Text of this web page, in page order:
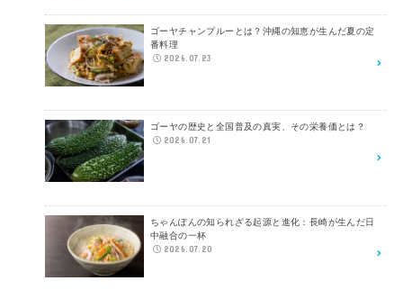
ゴーヤチャンプルーとは？沖縄の知恵が生んだ夏の定
番料理
2026.07.23
ゴーヤの歴史と全国普及の真実、その栄養価とは？
2026.07.21
ちゃんぽんの知られざる起源と進化：長崎が生んだ日
中融合の一杯
2026.07.20